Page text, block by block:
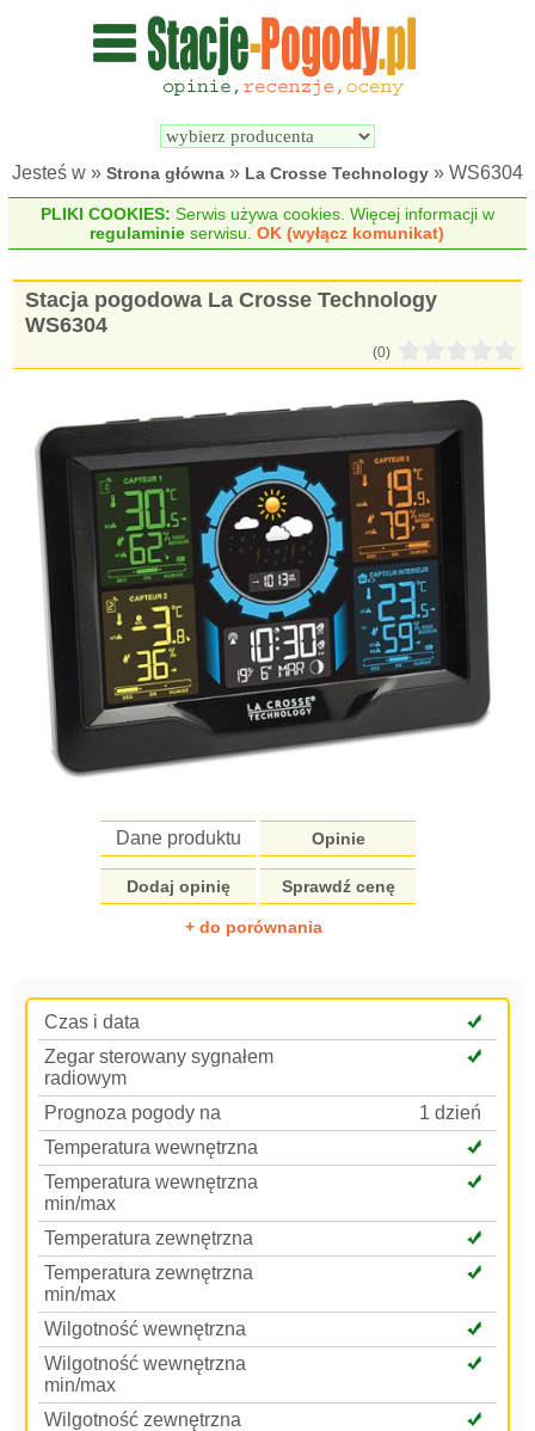
Wyszukiwarka
pogodowych
Jesteś w » Strona główna » La Crosse Technology » WS6304
PLIKI COOKIES: Serwis używa cookies. Więcej informacji w
regulaminie serwisu.OK (wyłącz komunikat)
Stacja pogodowa La Crosse Technology
WS6304
(0)
Dane produktu Opinie
Dodaj opinię Sprawdź cenę
+ do porównania
Czas i data
Zegar sterowany sygnałem
radiowym
Prognoza pogody na
1 dzień
Temperatura wewnętrzna
Temperatura wewnętrzna
min/max
Temperatura zewnętrzna
Temperatura zewnętrzna
min/max
Wilgotność wewnętrzna
Wilgotność wewnętrzna
min/max
Wilgotność zewnętrzna